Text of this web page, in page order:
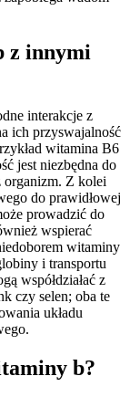
z innymi
interakcje z
ich przyswajalność
witamina B6
jest niezbędna do
Z kolei
do prawidłowej
prowadzić do
wspierać
witaminy
i transportu
współdziałać z
czy selen; oba te
układu
b?